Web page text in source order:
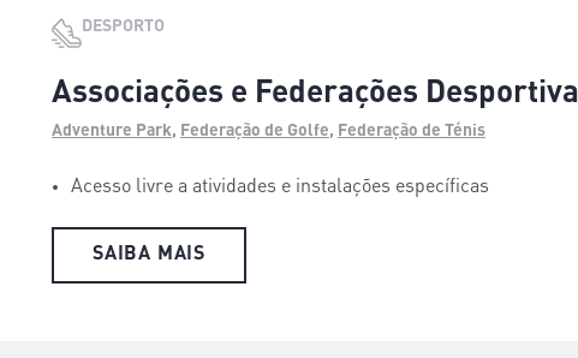
DESPORTO
Associações e Federações
Adventure Park, Federação de Golfe, Federação de Ténis
Acesso livre a atividades e instalações específicas
SAIBA MAIS